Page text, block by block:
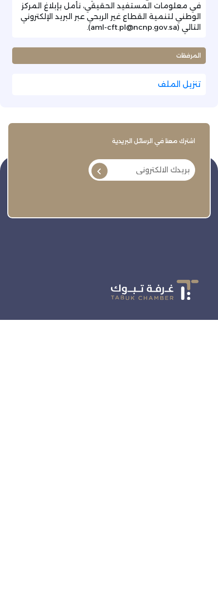
في معلومات المستفيد الحقيقي، نأمل بإبلاغ المركز
الوطني لتنمية القطاع غير الربحي عبر البريد الإلكتروني
التالي (aml-cft.pl@ncnp.gov.sa).
المرفقات
تنزيل الملف
اشترك معنا في الرسائل البريدية